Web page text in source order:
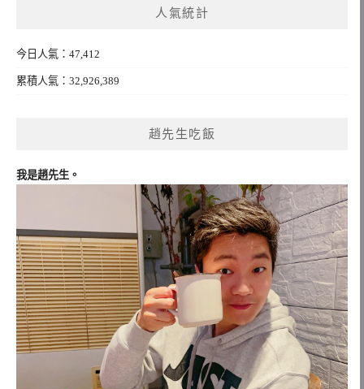
人氣統計
今日人氣：47,412
累積人氣：32,926,389
趙先生吃飯
我是趙先生。